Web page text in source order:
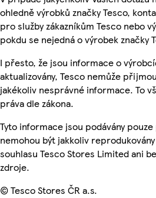
ohledně výrobků značky Tesco,
pro služby zákazníkům Tesco nebo
pokdu se nejedná o výrobek značky
I přesto, že jsou informace o
aktualizovány, Tesco nemůže
jakékoliv nesprávné informace. To
práva dle zákona.
Tyto informace jsou podávány
nemohou být jakkoliv
souhlasu Tesco Stores Limited ani
zdroje.
© Tesco Stores ČR a.s.